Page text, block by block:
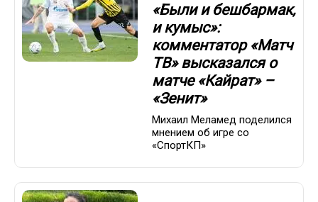
«Были и бешбармак,
и кумыс»:
комментатор «Матч
ТВ» высказался о
матче «Кайрат» –
«Зенит»
Михаил Меламед поделился
мнением об игре со
«СпортКП»